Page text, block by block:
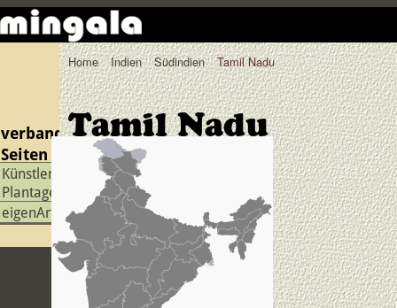
verbandelte
Seiten
Künstlergruppe
Plantage
eigenArtigX
Home Indien Südindien Tamil Nadu
Tamil Nadu